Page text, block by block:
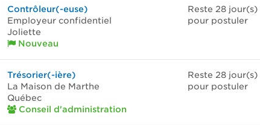
Contrôleur(-euse)
Employeur confidentiel
Joliette
Nouveau
Reste 28 jour(s)
pour postuler
Trésorier(-ière)
La Maison de Marthe
Québec
Conseil d'administration
Reste 28 jour(s)
pour postuler